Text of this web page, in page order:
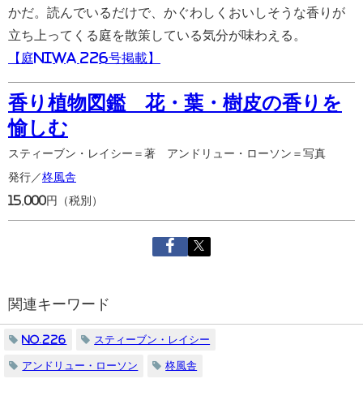
かだ。読んでいるだけで、かぐわしくおいしそうな香りが
立ち上ってくる庭を散策している気分が味わえる。
【庭NIWA 226号掲載】
香り植物図鑑 花・葉・樹皮の香りを
愉しむ
スティーブン・レイシー＝著 アンドリュー・ローソン＝写真
発行／柊風舎
15,000円（税別）
関連キーワード
No.226 スティーブン・レイシー
アンドリュー・ローソン 柊風舎